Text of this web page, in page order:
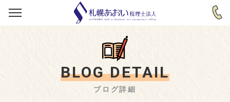
BLOG DETAIL
ブログ詳細